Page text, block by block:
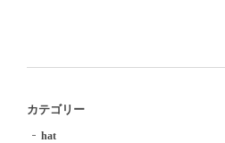
カテゴリー
hat